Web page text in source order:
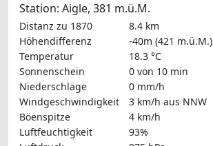
Station: Aigle, 381 m.ü.M.
Distanz zu 1870
8.4 km
Höhendifferenz
-40m (421 m.ü.M.)
Temperatur
18.3 °C
Sonnenschein
0 von 10 min
Niederschläge
0 mm/h
Windgeschwindigkeit
3 km/h aus NNW
Böenspitze
4 km/h
Luftfeuchtigkeit
93%